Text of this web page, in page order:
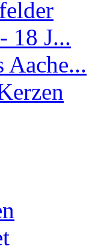
18 J...
Aache...